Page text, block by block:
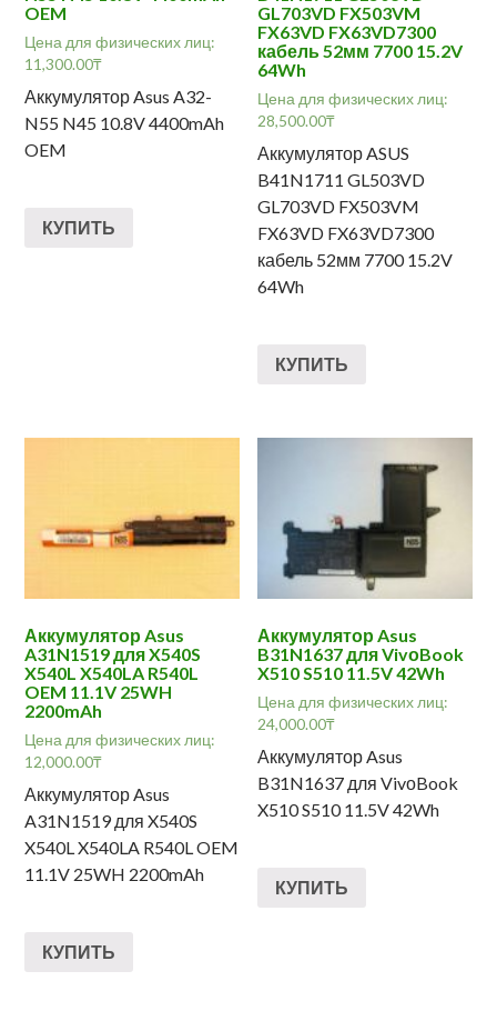
OEM
Цена для физических лиц:
11,300.00₸
Аккумулятор Asus A32-
N55 N45 10.8V 4400mAh
OEM
КУПИТЬ
GL703VD FX503VM
FX63VD FX63VD7300
кабель 52мм 7700 15.2V
64Wh
Цена для физических лиц:
28,500.00₸
Аккумулятор ASUS
B41N1711 GL503VD
GL703VD FX503VM
FX63VD FX63VD7300
кабель 52мм 7700 15.2V
64Wh
КУПИТЬ
Аккумулятор Asus
A31N1519 для X540S
X540L X540LA R540L
OEM 11.1V 25WH
2200mAh
Цена для физических лиц:
12,000.00₸
Аккумулятор Asus
A31N1519 для X540S
X540L X540LA R540L OEM
11.1V 25WH 2200mAh
КУПИТЬ
Аккумулятор Asus
B31N1637 для VivоBook
X510 S510 11.5V 42Wh
Цена для физических лиц:
24,000.00₸
Аккумулятор Asus
B31N1637 для VivоBook
X510 S510 11.5V 42Wh
КУПИТЬ